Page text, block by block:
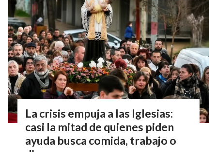
La crisis empuja a las Iglesias:
casi la mitad de quienes piden
ayuda busca comida, trabajo o